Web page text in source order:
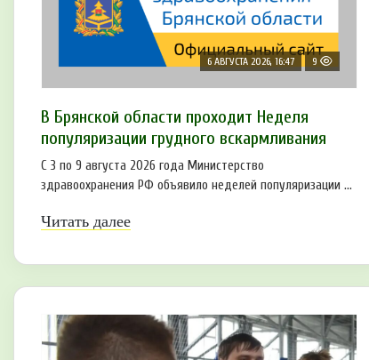
6 АВГУСТА 2026, 16:47 9
В Брянской области проходит Неделя
популяризации грудного вскармливания
С 3 по 9 августа 2026 года Министерство
здравоохранения РФ объявило неделей популяризации ...
Читать далее